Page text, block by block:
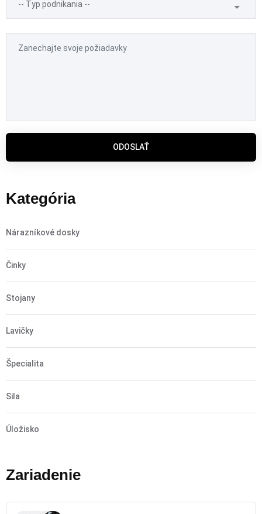
ODOSLAŤ
Kategória
Nárazníkové dosky
Činky
Stojany
Lavičky
Špecialita
Sila
Úložisko
Zariadenie